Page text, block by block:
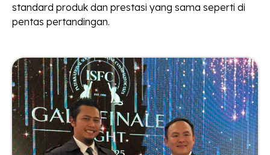
standard produk dan prestasi yang sama seperti di
pentas pertandingan.